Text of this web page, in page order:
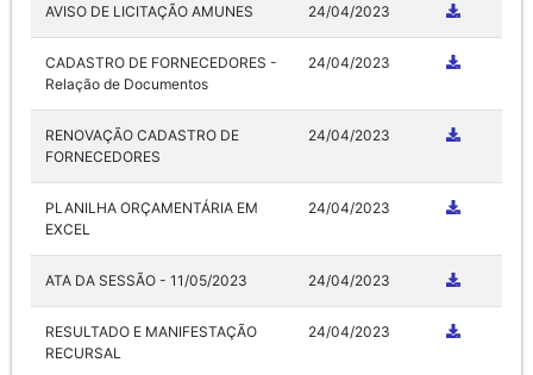
AVISO DE LICITAÇÃO AMUNES 24/04/2023
CADASTRO DE FORNECEDORES -
Relação de Documentos
24/04/2023
RENOVAÇÃO CADASTRO DE
FORNECEDORES
24/04/2023
PLANILHA ORÇAMENTÁRIA EM
EXCEL
24/04/2023
ATA DA SESSÃO - 11/05/2023 24/04/2023
RESULTADO E MANIFESTAÇÃO
RECURSAL
24/04/2023